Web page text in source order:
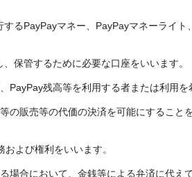
るPayPayマネー、PayPayマネーライト
保管するために必要な口座をいいます。
PayPay残高等を利用する者または利用を
の販売等の代価の決済を可能にすること
よび権利をいいます。
場合において、金銭等による弁済に代え